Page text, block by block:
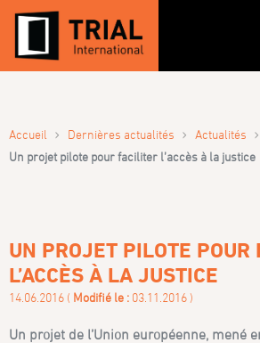
Accueil › Dernières actualités › Actualités ›
Un projet pilote pour faciliter l’accès à la justice
UN PROJET PILOTE POUR
L’ACCÈS À LA JUSTICE
14.06.2016 ( Modifié le : 03.11.2016 )
Un projet de l’Union européenne, mené